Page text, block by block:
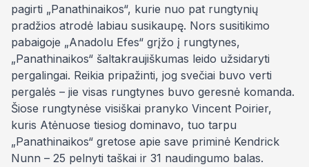
pagirti „Panathinaikos“, kurie nuo pat rungtynių
pradžios atrodė labiau susikaupę. Nors susitikimo
pabaigoje „Anadolu Efes“ grįžo į rungtynes,
„Panathinaikos“ šaltakraujiškumas leido užsidaryti
pergalingai. Reikia pripažinti, jog svečiai buvo verti
pergalės – jie visas rungtynes buvo geresnė komanda.
Šiose rungtynėse visiškai pranyko Vincent Poirier,
kuris Atėnuose tiesiog dominavo, tuo tarpu
„Panathinaikos“ gretose apie save priminė Kendrick
Nunn – 25 pelnyti taškai ir 31 naudingumo balas.